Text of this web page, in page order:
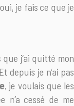
je fais ce que je
j’ai quitté mon
depuis je n’ai pas
, je voulais que les
n’a cessé de me